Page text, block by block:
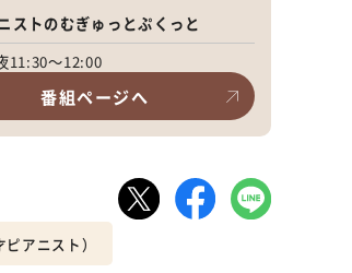
ストのむぎゅっとぷくっと
11:30～12:00
番組ページへ
アニスト）